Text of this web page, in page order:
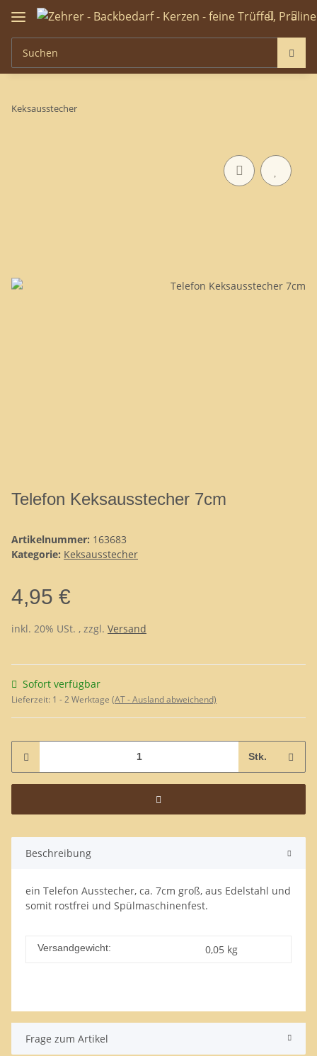
Keksausstecher
Telefon Keksausstecher 7cm
Artikelnummer: 163683
Kategorie: Keksausstecher
4,95 €
inkl. 20% USt. , zzgl. Versand
Sofort verfügbar
Lieferzeit: 1 - 2 Werktage (AT - Ausland abweichend)
Stk.
Beschreibung
ein Telefon Ausstecher, ca. 7cm groß, aus Edelstahl und
somit rostfrei und Spülmaschinenfest.
Versandgewicht: 0,05 kg
Frage zum Artikel